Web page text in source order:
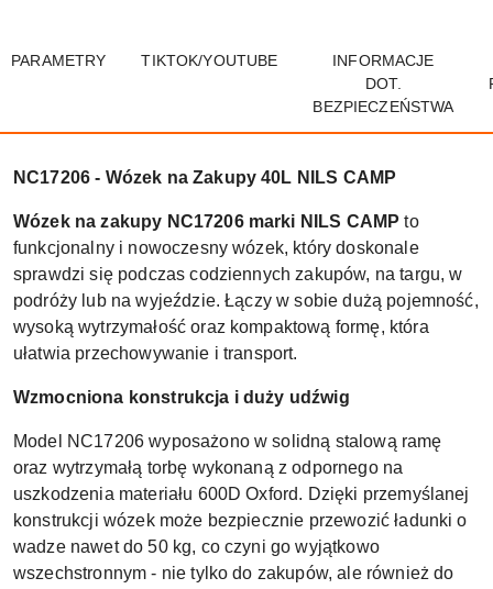
PARAMETRY TIKTOK/YOUTUBE
INFORMACJE
DOT.
BEZPIECZEŃSTWA
NC17206 - Wózek na Zakupy 40L NILS CAMP
Wózek na zakupy NC17206 marki NILS CAMP to
funkcjonalny i nowoczesny wózek, który doskonale
sprawdzi się podczas codziennych zakupów, na targu, w
podróży lub na wyjeździe. Łączy w sobie dużą pojemność,
wysoką wytrzymałość oraz kompaktową formę, która
ułatwia przechowywanie i transport.
Wzmocniona konstrukcja i duży udźwig
Model NC17206 wyposażono w solidną stalową ramę
oraz wytrzymałą torbę wykonaną z odpornego na
uszkodzenia materiału 600D Oxford. Dzięki przemyślanej
konstrukcji wózek może bezpiecznie przewozić ładunki o
wadze nawet do 50 kg, co czyni go wyjątkowo
wszechstronnym - nie tylko do zakupów, ale również do